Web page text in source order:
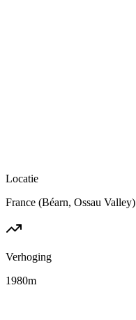
Locatie
France (Béarn, Ossau Valley)
Verhoging
1980m